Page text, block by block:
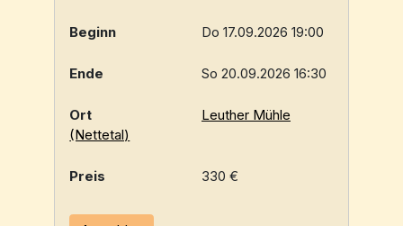
Do 17.09.2026 19:00
So 20.09.2026 16:30
Leuther Mühle
(Nettetal)
330 €